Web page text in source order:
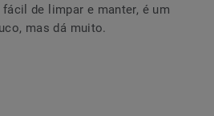
de limpar e manter, é um
mas dá muito.